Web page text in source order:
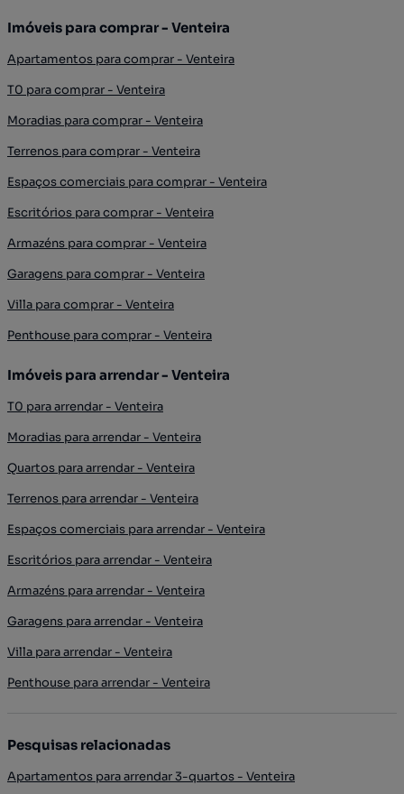
Imóveis para comprar - Venteira
Apartamentos para comprar - Venteira
T0 para comprar - Venteira
Moradias para comprar - Venteira
Terrenos para comprar - Venteira
Espaços comerciais para comprar - Venteira
Escritórios para comprar - Venteira
Armazéns para comprar - Venteira
Garagens para comprar - Venteira
Villa para comprar - Venteira
Penthouse para comprar - Venteira
Imóveis para arrendar - Venteira
T0 para arrendar - Venteira
Moradias para arrendar - Venteira
Quartos para arrendar - Venteira
Terrenos para arrendar - Venteira
Espaços comerciais para arrendar - Venteira
Escritórios para arrendar - Venteira
Armazéns para arrendar - Venteira
Garagens para arrendar - Venteira
Villa para arrendar - Venteira
Penthouse para arrendar - Venteira
Pesquisas relacionadas
Apartamentos para arrendar 3-quartos - Venteira